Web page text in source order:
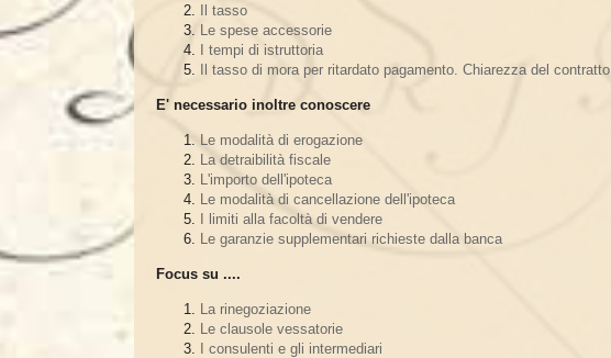
Il tasso
Le spese accessorie
I tempi di istruttoria
Il tasso di mora per ritardato pagamento. Chiarezza del contratto
E' necessario inoltre conoscere
Le modalità di erogazione
La detraibilità fiscale
L'importo dell'ipoteca
Le modalità di cancellazione dell'ipoteca
I limiti alla facoltà di vendere
Le garanzie supplementari richieste dalla banca
Focus su ....
La rinegoziazione
Le clausole vessatorie
I consulenti e gli intermediari